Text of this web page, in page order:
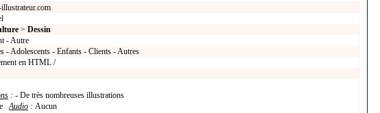
> Dessin
- Autre
- Adolescents - Enfants - Clients - Autres
en HTML /
: - De très nombreuses illustrations
Audio : Aucun